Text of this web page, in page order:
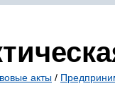
акты /